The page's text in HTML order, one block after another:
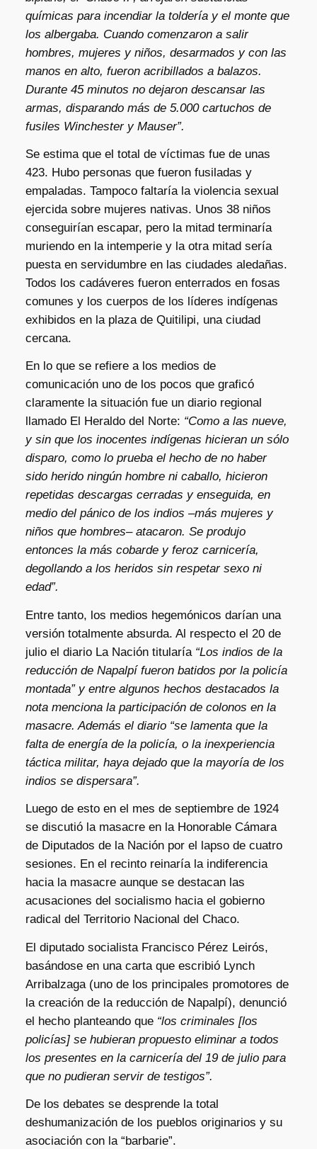
químicas para incendiar la toldería y el monte que
los albergaba. Cuando comenzaron a salir
hombres, mujeres y niños, desarmados y con las
manos en alto, fueron acribillados a balazos.
Durante 45 minutos no dejaron descansar las
armas, disparando más de 5.000 cartuchos de
fusiles Winchester y Mauser”.
Se estima que el total de víctimas fue de unas
423. Hubo personas que fueron fusiladas y
empaladas. Tampoco faltaría la violencia sexual
ejercida sobre mujeres nativas. Unos 38 niños
conseguirían escapar, pero la mitad terminaría
muriendo en la intemperie y la otra mitad sería
puesta en servidumbre en las ciudades aledañas.
Todos los cadáveres fueron enterrados en fosas
comunes y los cuerpos de los líderes indígenas
exhibidos en la plaza de Quitilipi, una ciudad
cercana.
En lo que se refiere a los medios de
comunicación uno de los pocos que graficó
claramente la situación fue un diario regional
llamado El Heraldo del Norte: “Como a las nueve,
y sin que los inocentes indígenas hicieran un sólo
disparo, como lo prueba el hecho de no haber
sido herido ningún hombre ni caballo, hicieron
repetidas descargas cerradas y enseguida, en
medio del pánico de los indios –más mujeres y
niños que hombres– atacaron. Se produjo
entonces la más cobarde y feroz carnicería,
degollando a los heridos sin respetar sexo ni
edad”.
Entre tanto, los medios hegemónicos darían una
versión totalmente absurda. Al respecto el 20 de
julio el diario La Nación titularía“Los indios de la
reducción de Napalpí fueron batidos por la policía
montada” y entre algunos hechos destacados la
nota menciona la participación de colonos en la
masacre. Además el diario “se lamenta que la
falta de energía de la policía, o la inexperiencia
táctica militar, haya dejado que la mayoría de los
indios se dispersara”.
Luego de esto en el mes de septiembre de 1924
se discutió la masacre en la Honorable Cámara
de Diputados de la Nación por el lapso de cuatro
sesiones. En el recinto reinaría la indiferencia
hacia la masacre aunque se destacan las
acusaciones del socialismo hacia el gobierno
radical del Territorio Nacional del Chaco.
El diputado socialista Francisco Pérez Leirós,
basándose en una carta que escribió Lynch
Arribalzaga (uno de los principales promotores de
la creación de la reducción de Napalpí), denunció
el hecho planteando que “los criminales [los
policías] se hubieran propuesto eliminar a todos
los presentes en la carnicería del 19 de julio para
que no pudieran servir de testigos”.
De los debates se desprende la total
deshumanización de los pueblos originarios y su
asociación con la “barbarie”.